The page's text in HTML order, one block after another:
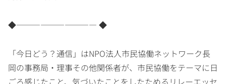
◆―――――――――― ◆
「今日どう？通信」はNPO法人市民協働ネットワーク長
岡の事務局・理事その他関係者が、市民協働をテーマに日
ごろ感じたこと、気づいたことをしたためるリレーエッセ